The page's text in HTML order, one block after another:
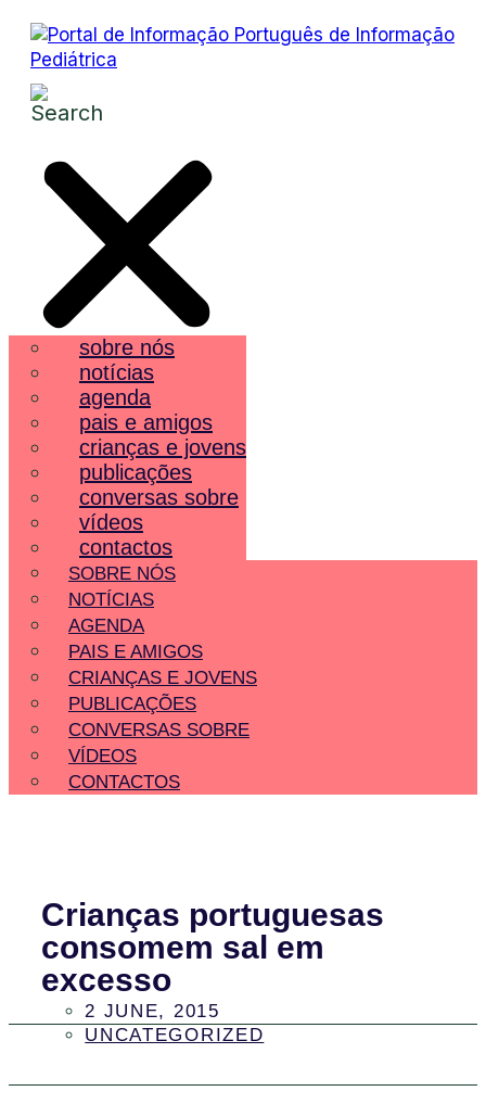
sobre nós
notícias
agenda
pais e amigos
crianças e jovens
publicações
conversas sobre
vídeos
contactos
SOBRE NÓS
NOTÍCIAS
AGENDA
PAIS E AMIGOS
CRIANÇAS E JOVENS
PUBLICAÇÕES
CONVERSAS SOBRE
VÍDEOS
CONTACTOS
Crianças portuguesas
consomem sal em
excesso
2 JUNE, 2015
UNCATEGORIZED